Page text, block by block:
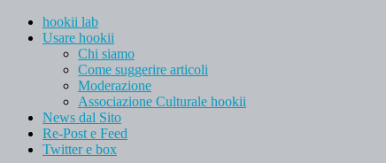
hookii lab
Usare hookii
Chi siamo
Come suggerire articoli
Moderazione
Associazione Culturale hookii
News dal Sito
Re-Post e Feed
Twitter e box